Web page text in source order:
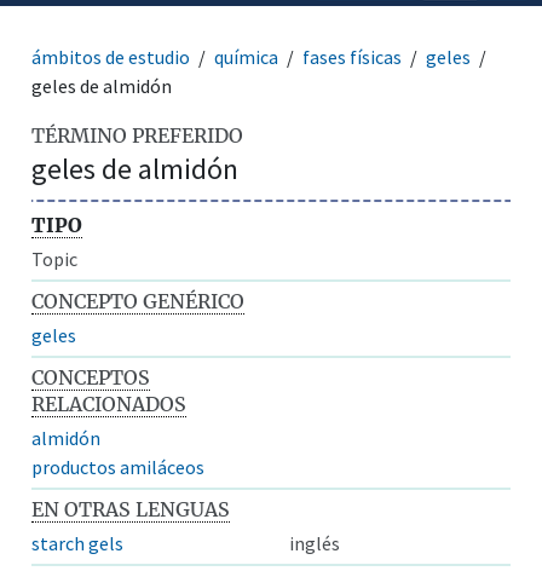
ámbitos de estudio química fases físicas
geles
geles de almidón
TÉRMINO PREFERIDO
geles de almidón
TIPO
Topic
CONCEPTO GENÉRICO
geles
CONCEPTOS
RELACIONADOS
almidón
productos amiláceos
EN OTRAS LENGUAS
starch gels
inglés